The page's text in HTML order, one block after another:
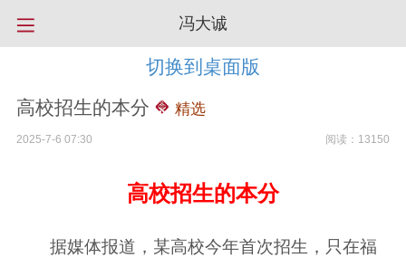
冯大诚
切换到桌面版
高校招生的本分
精选
2025-7-6 07:30 阅读：13150
高校招生的本分
据媒体报道，某高校今年首次招生，只在福